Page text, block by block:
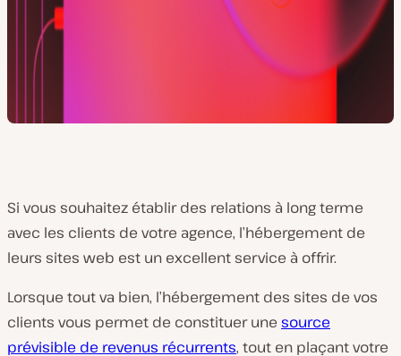
Si vous souhaitez établir des relations à long terme
avec les clients de votre agence, l’hébergement de
leurs sites web est un excellent service à offrir.
Lorsque tout va bien, l’hébergement des sites de vos
clients vous permet de constituer une source
prévisible de revenus récurrents, tout en plaçant votre